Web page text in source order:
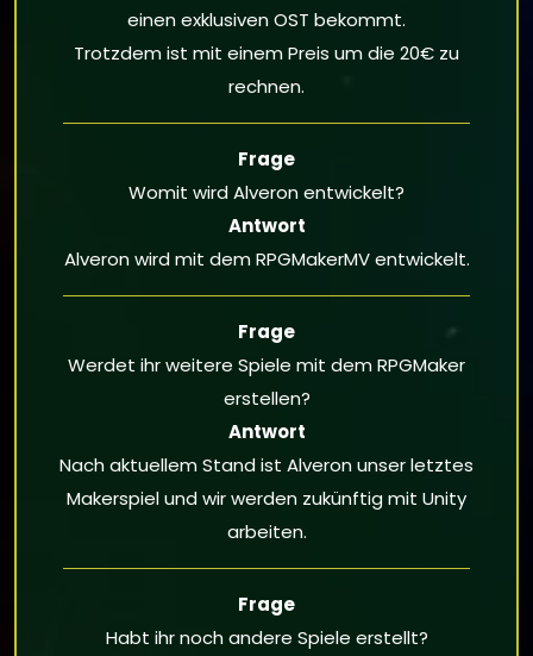
einen exklusiven OST bekommt.
Trotzdem ist mit einem Preis um die 20€ zu
rechnen.
Frage
Womit wird Alveron entwickelt?
Antwort
Alveron wird mit dem RPGMakerMV entwickelt.
Frage
Werdet ihr weitere Spiele mit dem RPGMaker
erstellen?
Antwort
Nach aktuellem Stand ist Alveron unser letztes
Makerspiel und wir werden zukünftig mit Unity
arbeiten.
Frage
Habt ihr noch andere Spiele erstellt?